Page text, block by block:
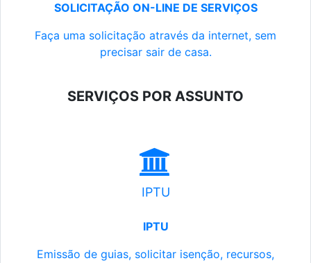
SOLICITAÇÃO ON-LINE DE SERVIÇOS
Faça uma solicitação através da internet, sem
precisar sair de casa.
SERVIÇOS POR ASSUNTO
IPTU
IPTU
Emissão de guias, solicitar isenção, recursos,